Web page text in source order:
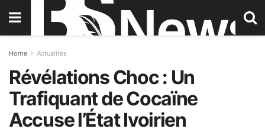
Home Actualités
Révélations Choc : Un
Trafiquant de Cocaïne
Accuse l’État Ivoirien